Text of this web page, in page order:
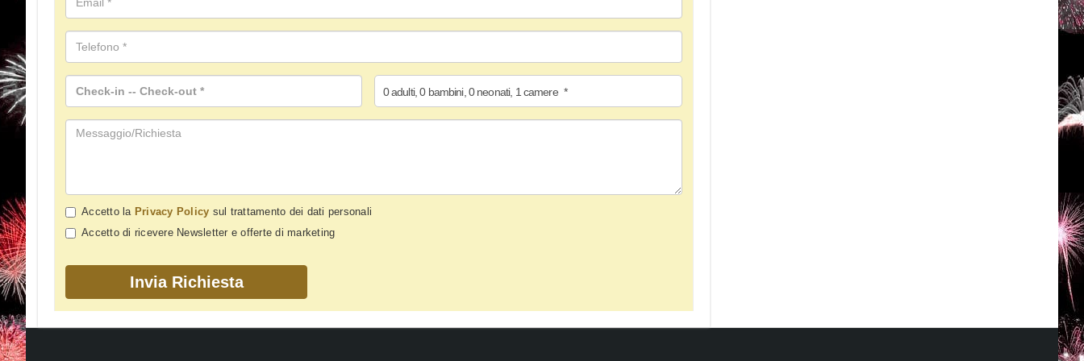
0adulti, 0 bambini, 0 neonati, 1 camere *
Accetto la Privacy Policy sul trattamento dei dati personali
Accetto di ricevere Newsletter e offerte di marketing